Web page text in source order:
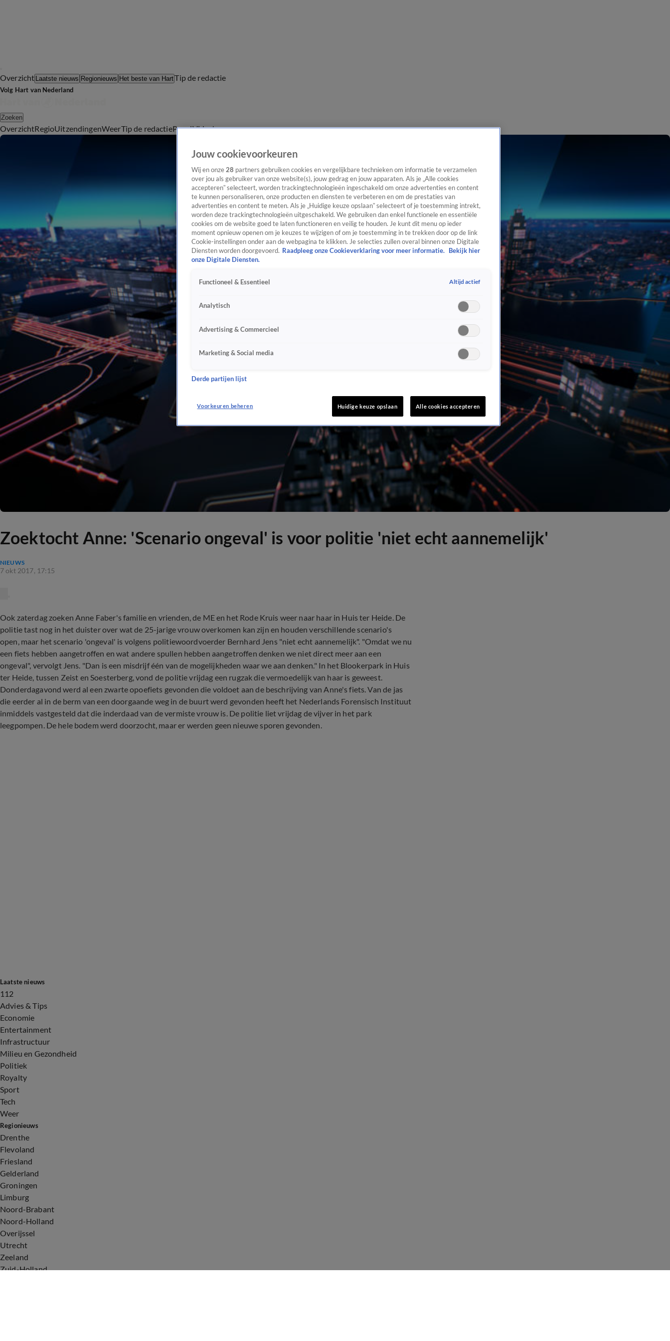
Overzicht Laatste nieuws Regionieuws Het beste van HartTip de redactie
Volg Hart van Nederland
Zoeken
OverzichtRegioUitzendingenWeerTip de redactiePanelVideo's
Zoektocht Anne: 'Scenario ongeval' is voor politie 'niet echt aannemelijk'
NIEUWS
7 okt 2017, 17:15
Ook zaterdag zoeken Anne Faber's familie en vrienden, de ME en het Rode Kruis weer naar haar in Huis ter Heide. De
politie tast nog in het duister over wat de 25-jarige vrouw overkomen kan zijn en houden verschillende scenario's
open, maar het scenario 'ongeval' is volgens politiewoordvoerder Bernhard Jens "niet echt aannemelijk". "Omdat we nu
een fiets hebben aangetroffen en wat andere spullen hebben aangetroffen denken we niet direct meer aan een
ongeval", vervolgt Jens. "Dan is een misdrijf één van de mogelijkheden waar we aan denken." In het Blookerpark in Huis
ter Heide, tussen Zeist en Soesterberg, vond de politie vrijdag een rugzak die vermoedelijk van haar is geweest.
Donderdagavond werd al een zwarte opoefiets gevonden die voldoet aan de beschrijving van Anne's fiets. Van de jas
die eerder al in de berm van een doorgaande weg in de buurt werd gevonden heeft het Nederlands Forensisch Instituut
inmiddels vastgesteld dat die inderdaad van de vermiste vrouw is. De politie liet vrijdag de vijver in het park
leegpompen. De hele bodem werd doorzocht, maar er werden geen nieuwe sporen gevonden.
Laatste nieuws
112
Advies & Tips
Economie
Entertainment
Infrastructuur
Milieu en Gezondheid
Politiek
Royalty
Sport
Tech
Weer
Regionieuws
Drenthe
Flevoland
Friesland
Gelderland
Groningen
Limburg
Noord-Brabant
Noord-Holland
Overijssel
Utrecht
Zeeland
Zuid-Holland
Jouw cookievoorkeuren
Wij en onze 28 partners gebruiken cookies en vergelijkbare technieken om informatie te verzamelen
over jou als gebruiker van onze website(s), jouw gedrag en jouw apparaten. Als je „Alle cookies
accepteren” selecteert, worden trackingtechnologieën ingeschakeld om onze advertenties en content
te kunnen personaliseren, onze producten en diensten te verbeteren en om de prestaties van
advertenties en content te meten. Als je „Huidige keuze opslaan” selecteert of je toestemming intrekt,
worden deze trackingtechnologieën uitgeschakeld. We gebruiken dan enkel functionele en essentiële
cookies om de website goed te laten functioneren en veilig te houden. Je kunt dit menu op ieder
moment opnieuw openen om je keuzes te wijzigen of om je toestemming in te trekken door op de link
Cookie-instellingen onder aan de webpagina te klikken. Je selecties zullen overal binnen onze Digitale
Diensten worden doorgevoerd. Raadpleeg onze Cookieverklaring voor meer informatie. Bekijk hier
onze Digitale Diensten.
Functioneel & Essentieel Altijd actief
Analytisch
Advertising & Commercieel
Marketing & Social media
Derde partijen lijst
Voorkeuren beheren Huidige keuze opslaan Alle cookies accepteren